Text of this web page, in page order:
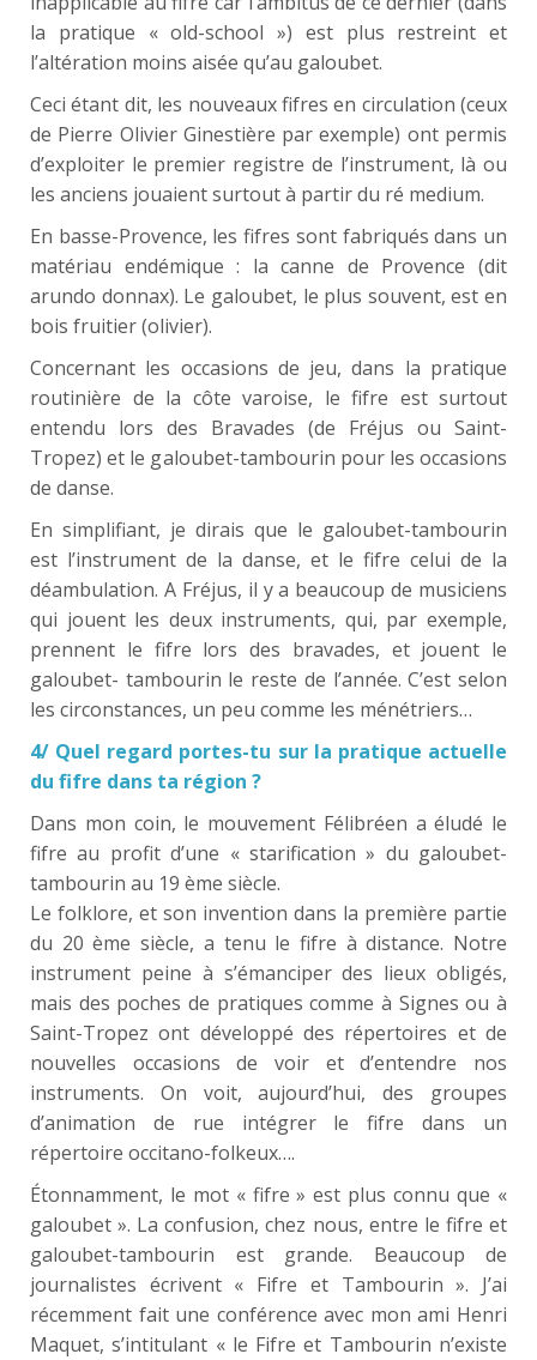
la pratique « old-school ») est plus restreint et
l’altération moins aisée qu’au galoubet.
Ceci étant dit, les nouveaux fifres en circulation (ceux
de Pierre Olivier Ginestière par exemple) ont permis
d’exploiter le premier registre de l’instrument, là ou
les anciens jouaient surtout à partir du ré medium.
En basse-Provence, les fifres sont fabriqués dans un
matériau endémique : la canne de Provence (dit
arundo donnax). Le galoubet, le plus souvent, est en
bois fruitier (olivier).
Concernant les occasions de jeu, dans la pratique
routinière de la côte varoise, le fifre est surtout
entendu lors des Bravades (de Fréjus ou Saint-
Tropez) et le galoubet-tambourin pour les occasions
de danse.
En simplifiant, je dirais que le galoubet-tambourin
est l’instrument de la danse, et le fifre celui de la
déambulation. A Fréjus, il y a beaucoup de musiciens
qui jouent les deux instruments, qui, par exemple,
prennent le fifre lors des bravades, et jouent le
galoubet- tambourin le reste de l’année. C’est selon
les circonstances, un peu comme les ménétriers…
4/ Quel regard portes-tu sur la pratique actuelle
du fifre dans ta région ?
Dans mon coin, le mouvement Félibréen a éludé le
fifre au profit d’une « starification » du galoubet-
tambourin au 19 ème siècle.
Le folklore, et son invention dans la première partie
du 20 ème siècle, a tenu le fifre à distance. Notre
instrument peine à s’émanciper des lieux obligés,
mais des poches de pratiques comme à Signes ou à
Saint-Tropez ont développé des répertoires et de
nouvelles occasions de voir et d’entendre nos
instruments. On voit, aujourd’hui, des groupes
d’animation de rue intégrer le fifre dans un
répertoire occitano-folkeux….
Étonnamment, le mot « fifre » est plus connu que «
galoubet ». La confusion, chez nous, entre le fifre et
galoubet-tambourin est grande. Beaucoup de
journalistes écrivent « Fifre et Tambourin ». J’ai
récemment fait une conférence avec mon ami Henri
Maquet, s’intitulant « le Fifre et Tambourin n’existe